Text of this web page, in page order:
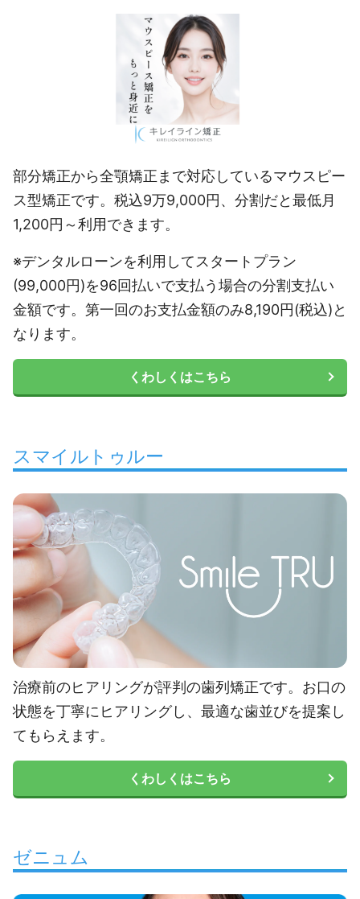
部分矯正から全顎矯正まで対応しているマウスピー
ス型矯正です。税込9万9,000円、分割だと最低月
1,200円～利用できます。
※デンタルローンを利用してスタートプラン
(99,000円)を96回払いで支払う場合の分割支払い
金額です。第一回のお支払金額のみ8,190円(税込)と
なります。
くわしくはこちら
スマイルトゥルー
治療前のヒアリングが評判の歯列矯正です。お口の
状態を丁寧にヒアリングし、最適な歯並びを提案し
てもらえます。
くわしくはこちら
ゼニュム